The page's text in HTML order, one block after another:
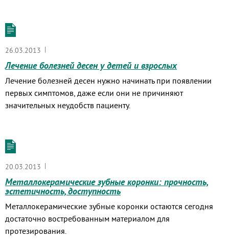
26.03.2013 |
Лечение болезней десен у детей и взрослых
Лечение болезней десен нужно начинать при появлении
первых симптомов, даже если они не причиняют
значительных неудобств пациенту.
20.03.2013 |
Металлокерамические зубные коронки: прочность,
эстетичность, доступность
Металлокерамические зубные коронки остаются сегодня
достаточно востребованным материалом для
протезирования.